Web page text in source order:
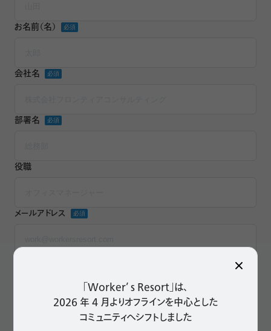
「Worker’ s Resort」は、
2026 年 4 月よりオフラインを中心とした
コミュニティへシフトしました
お名前（名）
会社名
部署名
役職
メールアドレス
お問い合わせ内容 *